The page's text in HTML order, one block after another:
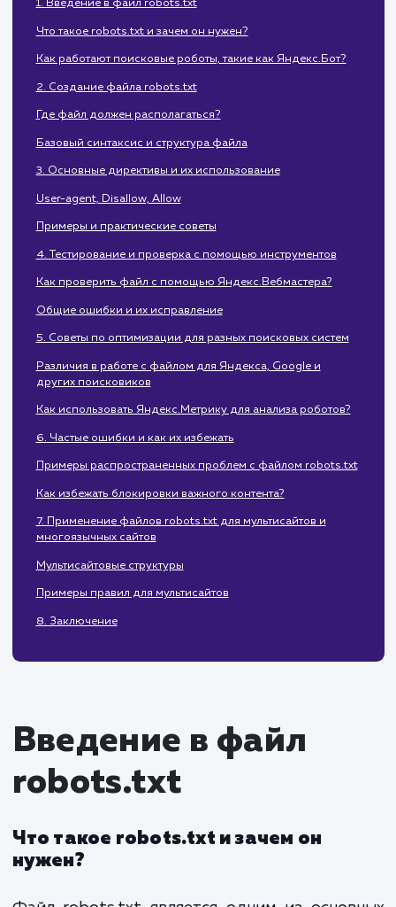
статьи
1. Введение в файл robots.txt
Что такое robots.txt и зачем он нужен?
Как работают поисковые роботы, такие как Яндекс.Бот?
2. Создание файла robots.txt
Где файл должен располагаться?
Базовый синтаксис и структура файла
4. Тестирование и проверка с помощью инструментов
Как проверить файл с помощью Яндекс.Вебмастера?
других поисковиков
Как использовать Яндекс.Метрику для анализа роботов?
6. Частые ошибки и как их избежать
Примеры распространенных проблем с файлом
Мультисайтовые структуры
8. Заключение